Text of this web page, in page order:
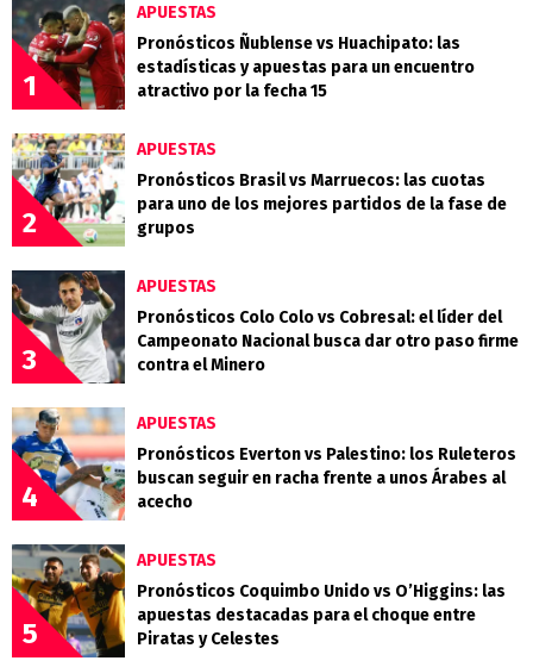
1
APUESTAS
Pronósticos Ñublense vs Huachipato: las
estadísticas y apuestas para un encuentro
atractivo por la fecha 15
2
APUESTAS
Pronósticos Brasil vs Marruecos: las cuotas
para uno de los mejores partidos de la fase de
grupos
3
APUESTAS
Pronósticos Colo Colo vs Cobresal: el líder del
Campeonato Nacional busca dar otro paso firme
contra el Minero
4
APUESTAS
Pronósticos Everton vs Palestino: los Ruleteros
buscan seguir en racha frente a unos Árabes al
acecho
5
APUESTAS
Pronósticos Coquimbo Unido vs O’Higgins: las
apuestas destacadas para el choque entre
Piratas y Celestes